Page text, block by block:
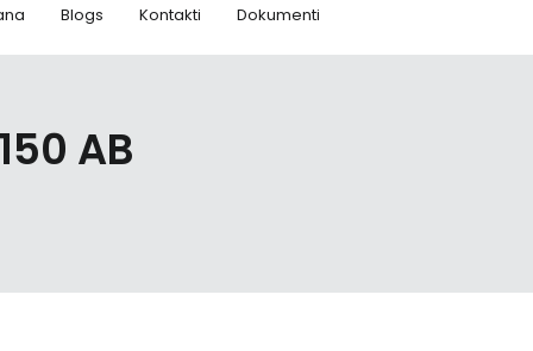
Blogs Kontakti Dokumenti
AB